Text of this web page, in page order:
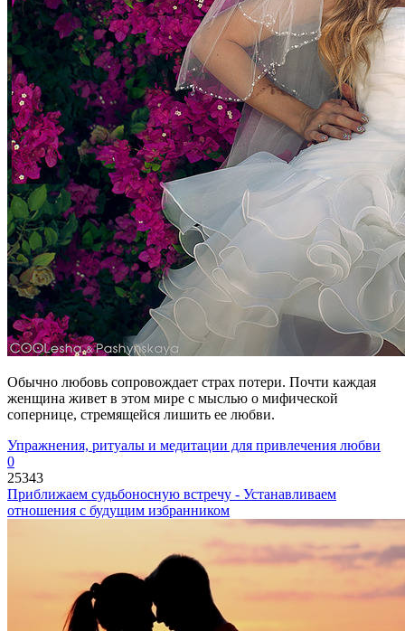
Обычно любовь сопровождает страх потери. Почти каждая
женщина живет в этом мире с мыслью о мифической
сопернице, стремящейся лишить ее любви.
Упражнения, ритуалы и медитации для привлечения любви
0
25343
Приближаем судьбоносную встречу - Устанавливаем
отношения с будущим избранником